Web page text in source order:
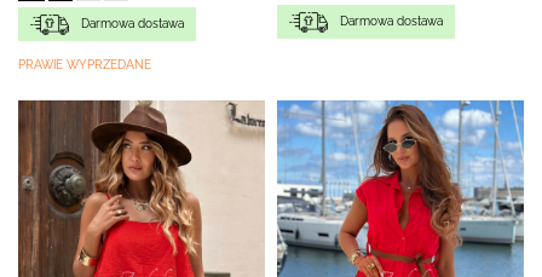
Darmowa dostawa
PRAWIE WYPRZEDANE
Darmowa dostawa